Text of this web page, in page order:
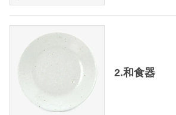
2.和食器